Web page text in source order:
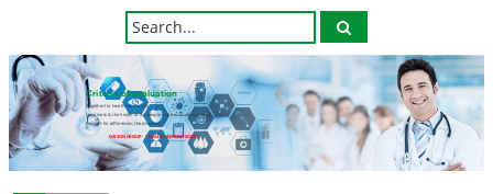
Criteria of evaluation
Together for health community.
Happiness & the health of the people is the evaluation criteria.
Respect for differences, the discovery.
DAISON GROUP - " HEALTH IMPRINT GOLD "